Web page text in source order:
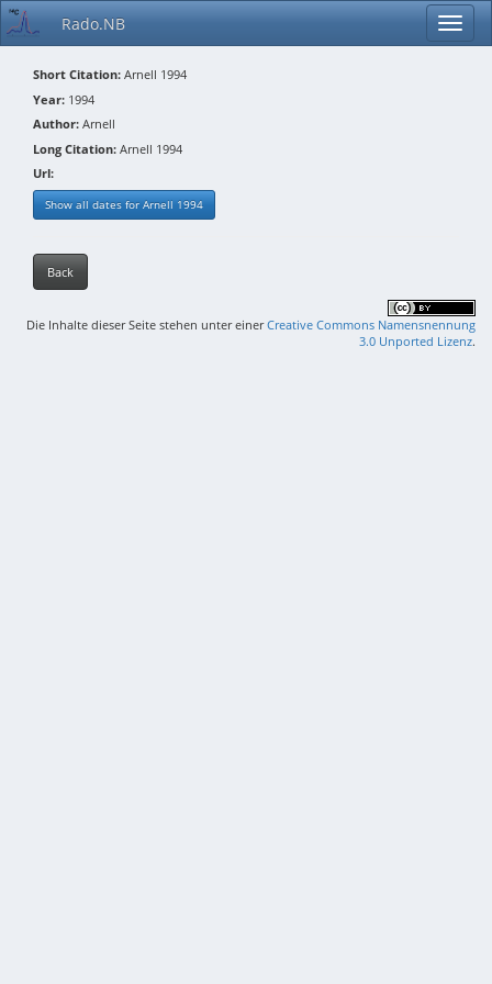
Rado.NB
Short Citation: Arnell 1994
Year: 1994
Author: Arnell
Long Citation: Arnell 1994
Url:
Show all dates for Arnell 1994
Back
Die Inhalte dieser Seite stehen unter einerCreative Commons Namensnennung
3.0 Unported Lizenz.